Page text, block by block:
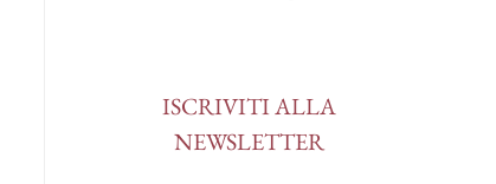
ISCRIVITI ALLA
NEWSLETTER